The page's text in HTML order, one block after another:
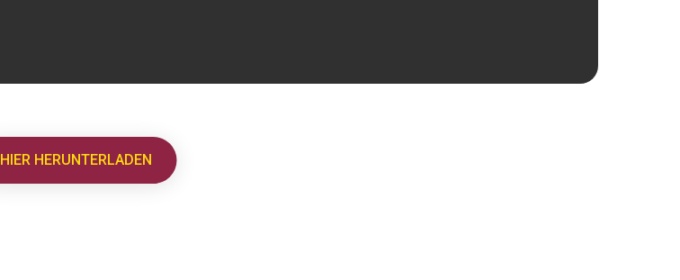
HIER HERUNTERLADEN